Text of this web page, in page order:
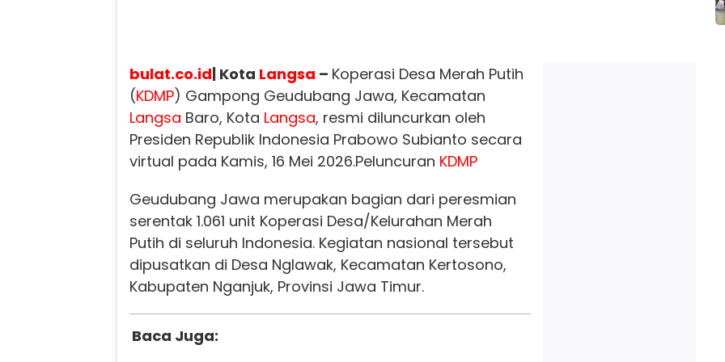
bulat.co.id | Kota Langsa – Koperasi Desa Merah Putih
(KDMP) Gampong Geudubang Jawa, Kecamatan
Langsa Baro, Kota Langsa, resmi diluncurkan oleh
Presiden Republik Indonesia Prabowo Subianto secara
virtual pada Kamis, 16 Mei 2026.Peluncuran KDMP
Geudubang Jawa merupakan bagian dari peresmian
serentak 1.061 unit Koperasi Desa/Kelurahan Merah
Putih di seluruh Indonesia. Kegiatan nasional tersebut
dipusatkan di Desa Nglawak, Kecamatan Kertosono,
Kabupaten Nganjuk, Provinsi Jawa Timur.
Baca Juga: